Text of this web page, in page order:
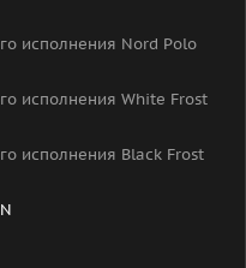
исполнения Nord Polo
исполнения White Frost
исполнения Black Frost
N